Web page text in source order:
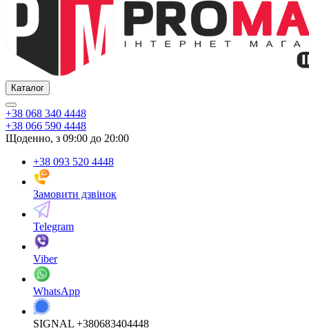
Каталог
+38 068 340 4448
+38 066 590 4448
Щоденно, з 09:00 до 20:00
+38 093 520 4448
Замовити дзвінок
Telegram
Viber
WhatsApp
SIGNAL +380683404448